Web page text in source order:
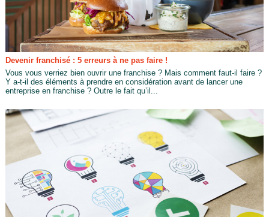
Devenir franchisé : 5 erreurs à ne pas faire !
Vous vous verriez bien ouvrir une franchise ? Mais comment faut-il faire ?
Y a-t-il des éléments à prendre en considération avant de lancer une
entreprise en franchise ? Outre le fait qu’il...